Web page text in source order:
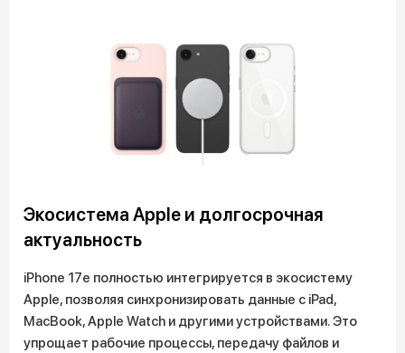
Экосистема Apple и долгосрочная
актуальность
iPhone 17e полностью интегрируется в экосистему
Apple, позволяя синхронизировать данные с iPad,
MacBook, Apple Watch и другими устройствами. Это
упрощает рабочие процессы, передачу файлов и